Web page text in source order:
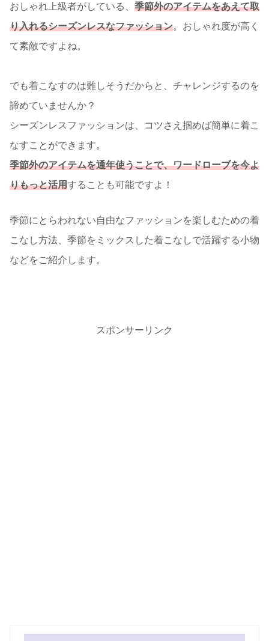
おしゃれ上級者がしている、 季節外のアイテムをあえて取
り入れるシーズンレスなファッション。おしゃれ度が高く
て素敵ですよね。
でも着こなすのは難しそうだからと、チャレンジするのを
諦めていませんか？
シーズンレスファッションは、コツさえ掴めば簡単に着こ
なすことができます。
季節外のアイテムを通年使うことで、ワードローブを今よ
りもっと活用することも可能ですよ！
季節にとらわれない自由なファッションを楽しむための着
こなし方法、季節をミックスした着こなしで活躍する小物
などをご紹介します。
スポンサーリンク